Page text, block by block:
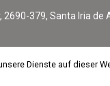
Dienste auf dieser
2690-379, Santa Iria de
Dienste auf dieser